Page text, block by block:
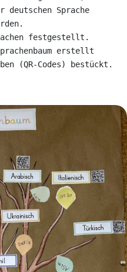
deutschen Sprache
festgestellt.
erstellt
(QR-Codes) bestückt.